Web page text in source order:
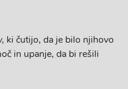
ki čutijo, da je bilo njihovo
in upanje, da bi rešili